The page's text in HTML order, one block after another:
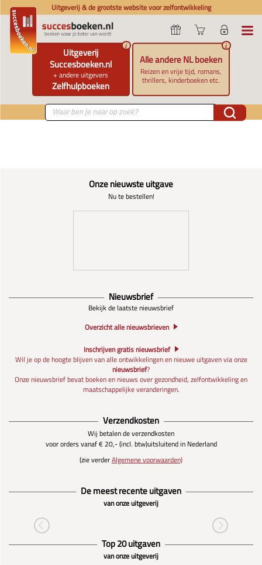
Uitgeverij & de grootste website voor zelfontwikkeling
Uitgeverij
Succesboeken.nl
+ andere uitgevers
Zelfhulpboeken
i
Alle andere NL boeken
Reizen en vrije tijd, romans,
thrillers, kinderboeken etc.
i
Onze nieuwste uitgave
Nu te bestellen!
Nieuwsbrief
Bekijk de laatste nieuwsbrief
Overzicht alle nieuwsbrieven
Inschrijven gratis nieuwsbrief
Wil je op de hoogte blijven van alle ontwikkelingen en nieuwe uitgaven via onze
nieuwsbrief?
Onze nieuwsbrief bevat boeken en nieuws over gezondheid, zelfontwikkeling en
maatschappelijke veranderingen.
Verzendkosten
Wij betalen de verzendkosten
voor orders vanaf € 20,- (incl. btw)uitsluitend in Nederland
(zie verderAlgemene voorwaarden)
De meest recente uitgaven
van onze uitgeverij
Top 20 uitgaven
van onze uitgeverij